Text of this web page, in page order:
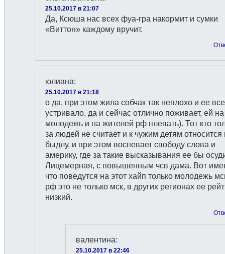
25.10.2017 в 21:07
Да, Ксюша нас всех фуа-гра накормит и сумки
«Виттон» каждому вручит.
юлиана:
25.10.2017 в 21:18
о да, при этом жила собчак так неплохо и ее все
устривало, да и сейчас отлично поживает, ей на
молодежь и на жителей рф плевать). Тот кто
за людей не считает и к чужим детям относится
быдлу, и при этом воспевает свободу слова и
америку, где за такие высказывания ее бы
Лицемерная, с повышенным чсв дама. Вот
что поведутся на этот хайп только молодежь
рф это не только мск, в других регионах ее
низкий.
валентина:
25.10.2017 в 22:46